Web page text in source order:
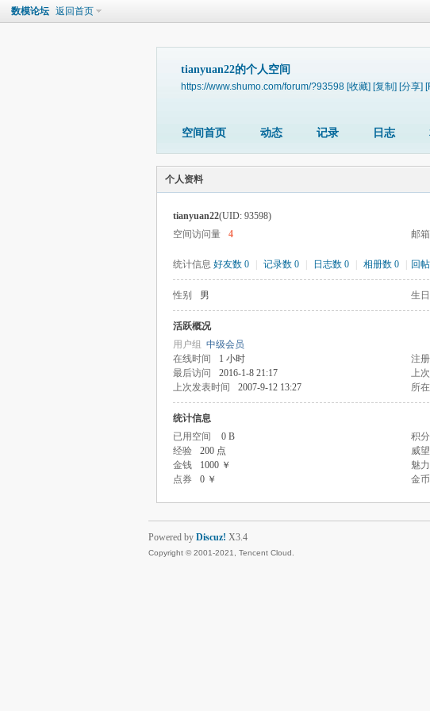
数模论坛 返回首页
tianyuan22的个人空间
https://www.shumo.com/forum/?93598 [收藏] [复制] [分享]
空间首页 动态 记录 日志
个人资料
tianyuan22(UID: 93598)
空间访问量
4 邮
统计信息 好友数 0 记录数 0 日志数 0 相册数 0 回
性别 男 生日
活跃概况
用户组 中级会员
在线时间
1 小时 注
最后访问
2016-1-8 21:17 上
上次发表时间
2007-9-12 13:27 所
统计信息
已用空间
0 B 积分
经验
200 点 威望
金钱
1000 ￥ 魅力
点券
0 ￥ 金币
Powered by Discuz! X3.4
Copyright © 2001-2021, Tencent Cloud.